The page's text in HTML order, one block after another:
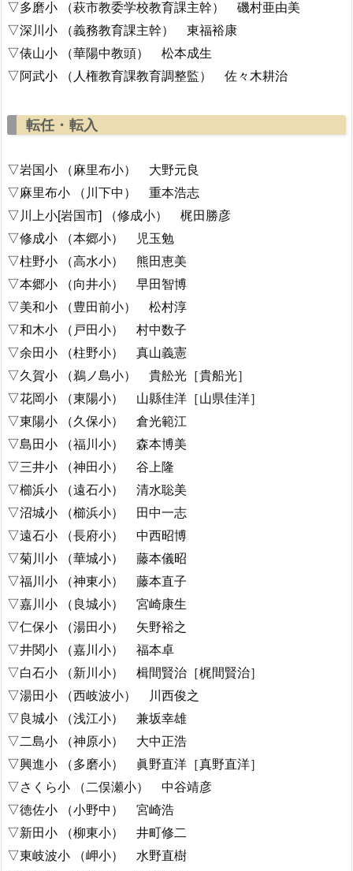
▽多磨小 （萩市教委学校教育課主幹） 磯村亜由美
▽深川小 （義務教育課主幹） 東福裕康
▽俵山小 （華陽中教頭） 松本成生
▽阿武小 （人権教育課教育調整監） 佐々木耕治
転任・転入
▽岩国小 （麻里布小） 大野元良
▽麻里布小 （川下中） 重本浩志
▽川上小[岩国市] （修成小） 梶田勝彦
▽修成小 （本郷小） 児玉勉
▽柱野小 （高水小） 熊田恵美
▽本郷小 （向井小） 早田智博
▽美和小 （豊田前小） 松村淳
▽和木小 （戸田小） 村中数子
▽余田小 （柱野小） 真山義憲
▽久賀小 （鵜ノ島小） 貴舩光［貴船光］
▽花岡小 （東陽小） 山縣佳洋［山県佳洋］
▽東陽小 （久保小） 倉光範江
▽島田小 （福川小） 森本博美
▽三井小 （神田小） 谷上隆
▽櫛浜小 （遠石小） 清水聡美
▽沼城小 （櫛浜小） 田中一志
▽遠石小 （長府小） 中西昭博
▽菊川小 （華城小） 藤本儀昭
▽福川小 （神東小） 藤本直子
▽嘉川小 （良城小） 宮崎康生
▽仁保小 （湯田小） 矢野裕之
▽井関小 （嘉川小） 福本卓
▽白石小 （新川小） 楫間賢治［梶間賢治］
▽湯田小 （西岐波小） 川西俊之
▽良城小 （浅江小） 兼坂幸雄
▽二島小 （神原小） 大中正浩
▽興進小 （多磨小） 眞野直洋［真野直洋］
▽さくら小 （二俣瀬小） 中谷靖彦
▽徳佐小 （小野中） 宮崎浩
▽新田小 （柳東小） 井町修二
▽東岐波小 （岬小） 水野直樹